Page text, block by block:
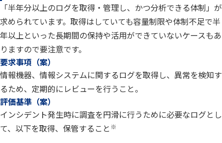
「半年分以上のログを取得・管理し、かつ分析できる体制」が
求められています。取得はしていても容量制限や体制不足で半
年以上といった長期間の保持や活用ができていないケースもあ
りますので要注意です。
要求事項（案）
情報機器、情報システムに関するログを取得し、異常を検知す
るため、定期的にレビューを行うこと。
評価基準（案）
インシデント発生時に調査を円滑に行うために必要なログとし
て、以下を取得、保管すること ※